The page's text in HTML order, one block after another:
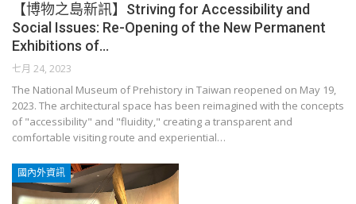
【博物之島新訊】Striving for Accessibility and
Social Issues: Re-Opening of the New Permanent
Exhibitions of…
七月 24, 2023
The National Museum of Prehistory in Taiwan reopened on May 19,
2023. The architectural space has been reimagined with the concepts
of "accessibility" and "fluidity," creating a transparent and
comfortable visiting route and experiential…
國內外資訊